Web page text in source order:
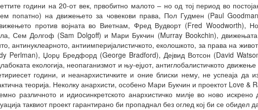
години на 20-от век, првобитно малото – но од тој период во
попатно) на движењето за човекови права, Пол Гудмен (Paul
против војната во Виетнам, Фред Вудворт (Fred Woodworth),
Сем Долгоф (Sam Dolgoff) и Мари Букчин (Murray Bookchin), движењата
антинуклеарното, антиимперијалистичкото, еколошкото, за права на
Perlman), Џорџ Бредфорд (George Bradford), Дејвид Вотсон (David
екологија, неопаганизмот и њу-ејџот, антиглобалистичкото
години, и неанархистичките и оние блиски нему, не успеаја да
теорија. Неколку анархисти, особено Мари Букчин и проектот Love &
различното и идиосинкретското анархистичко милје во ново
таквиот проект гарантирано би пропаднал без оглед кој би се обидел